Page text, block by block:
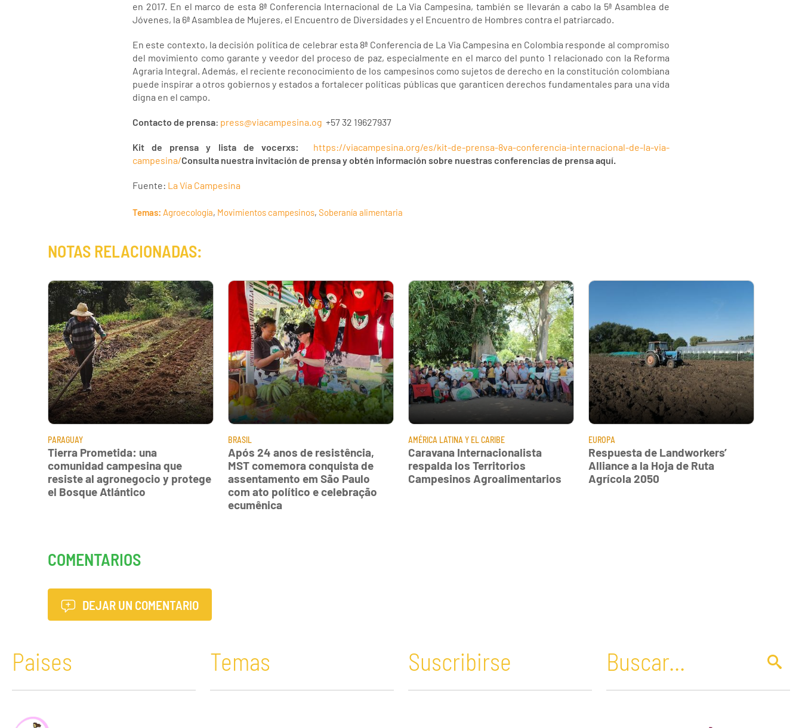
en 2017. En el marco de esta 8ª Conferencia Internacional de La Via Campesina, también se llevarán a cabo la 5ª Asamblea de
Jóvenes, la 6ª Asamblea de Mujeres, el Encuentro de Diversidades y el Encuentro de Hombres contra el patriarcado.
En este contexto, la decisión política de celebrar esta 8ª Conferencia de La Via Campesina en Colombia responde al compromiso
del movimiento como garante y veedor del proceso de paz, especialmente en el marco del punto 1 relacionado con la Reforma
Agraria Integral. Además, el reciente reconocimiento de los campesinos como sujetos de derecho en la constitución colombiana
puede inspirar a otros gobiernos y estados a fortalecer políticas públicas que garanticen derechos fundamentales para una vida
digna en el campo.
Contacto de prensa: press@viacampesina.og +57 32 19627937
Kit de prensa y lista de vocerxs:
https://viacampesina.org/es/kit-de-prensa-8va-conferencia-internacional-de-la-via-
campesina/Consulta nuestra invitación de prensa y obtén información sobre nuestras conferencias de prensa aquí.
Fuente: La Vía Campesina
Temas: Agroecología, Movimientos campesinos, Soberanía alimentaria
NOTAS RELACIONADAS:
PARAGUAY
Tierra Prometida: una
comunidad campesina que
resiste al agronegocio y protege
el Bosque Atlántico
BRASIL
Após 24 anos de resistência,
MST comemora conquista de
assentamento em São Paulo
com ato político e celebração
ecumênica
AMÉRICA LATINA Y EL CARIBE
Caravana Internacionalista
respalda los Territorios
Campesinos Agroalimentarios
EUROPA
Respuesta de Landworkers’
Alliance a la Hoja de Ruta
Agrícola 2050
COMENTARIOS
DEJAR UN COMENTARIO
Paises
África
Temas
Acaparamiento de tierras
Suscribirse